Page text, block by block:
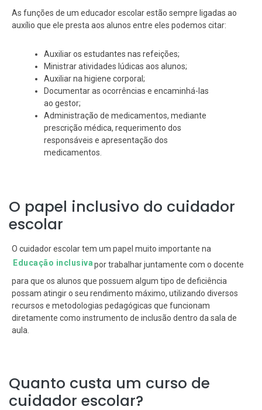
As funções de um educador escolar estão sempre ligadas ao
auxílio que ele presta aos alunos entre eles podemos citar:
Auxiliar os estudantes nas refeições;
Ministrar atividades lúdicas aos alunos;
Auxiliar na higiene corporal;
Documentar as ocorrências e encaminhá-las
ao gestor;
Administração de medicamentos, mediante
prescrição médica, requerimento dos
responsáveis e apresentação dos
medicamentos.
O papel inclusivo do cuidador
escolar
O cuidador escolar tem um papel muito importante na
Educação inclusivapor trabalhar juntamente com o docente
para que os alunos que possuem algum tipo de deficiência
possam atingir o seu rendimento máximo, utilizando diversos
recursos e metodologias pedagógicas que funcionam
diretamente como instrumento de inclusão dentro da sala de
aula.
Quanto custa um curso de
cuidador escolar?